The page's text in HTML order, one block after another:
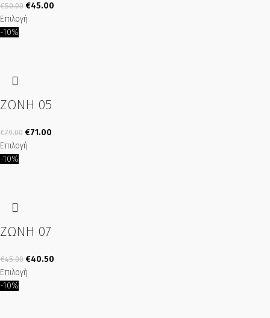
€50.00 €45.00
Επιλογή
-10%
ΖΩΝΗ 05
€79.00 €71.00
Επιλογή
-10%
ΖΩΝΗ 07
€45.00 €40.50
Επιλογή
-10%